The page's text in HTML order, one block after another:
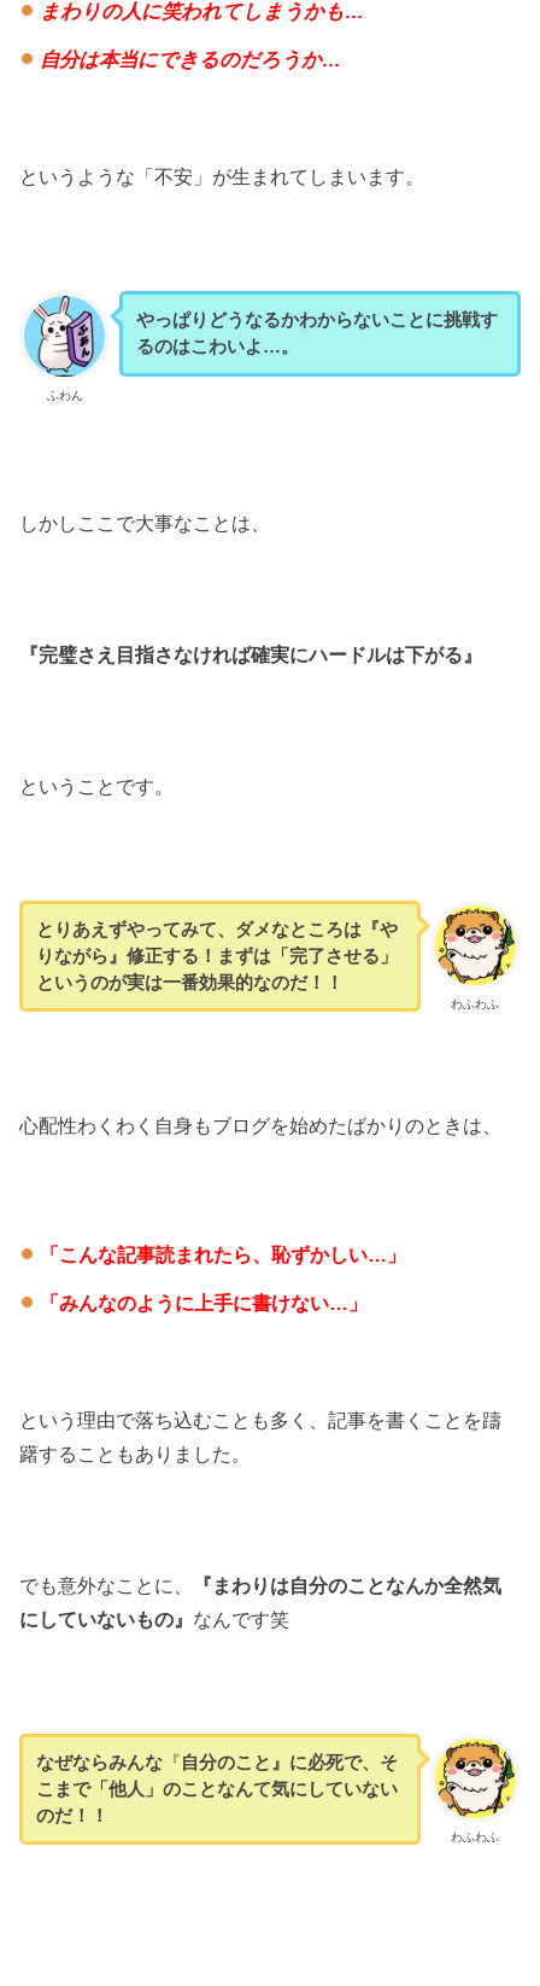
まわりの人に笑われてしまうかも…
自分は本当にできるのだろうか…
というような「不安」が生まれてしまいます。
ふわん
やっぱりどうなるかわからないことに挑戦す
るのはこわいよ…。
しかしここで大事なことは、
『完璧さえ目指さなければ確実にハードルは下がる』
ということです。
わふわふ
とりあえずやってみて、ダメなところは『や
りながら』修正する！ まずは「完了させる」
というのが実は一番効果的なのだ！！
心配性わくわく自身もブログを始めたばかりのときは、
「こんな記事読まれたら、恥ずかしい…」
「みんなのように上手に書けない…」
という理由で落ち込むことも多く、記事を書くことを躊
躇することもありました。
でも意外なことに、
『まわりは自分のことなんか全然気
にしていないもの』 なんです笑
わふわふ
なぜならみんな『自分のこと』に必死で、そ
こまで「他人」のことなんて気にしていない
のだ！！